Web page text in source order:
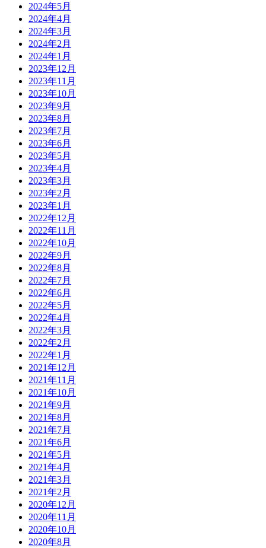
2024年5月
2024年4月
2024年3月
2024年2月
2024年1月
2023年12月
2023年11月
2023年10月
2023年9月
2023年8月
2023年7月
2023年6月
2023年5月
2023年4月
2023年3月
2023年2月
2023年1月
2022年12月
2022年11月
2022年10月
2022年9月
2022年8月
2022年7月
2022年6月
2022年5月
2022年4月
2022年3月
2022年2月
2022年1月
2021年12月
2021年11月
2021年10月
2021年9月
2021年8月
2021年7月
2021年6月
2021年5月
2021年4月
2021年3月
2021年2月
2020年12月
2020年11月
2020年10月
2020年8月